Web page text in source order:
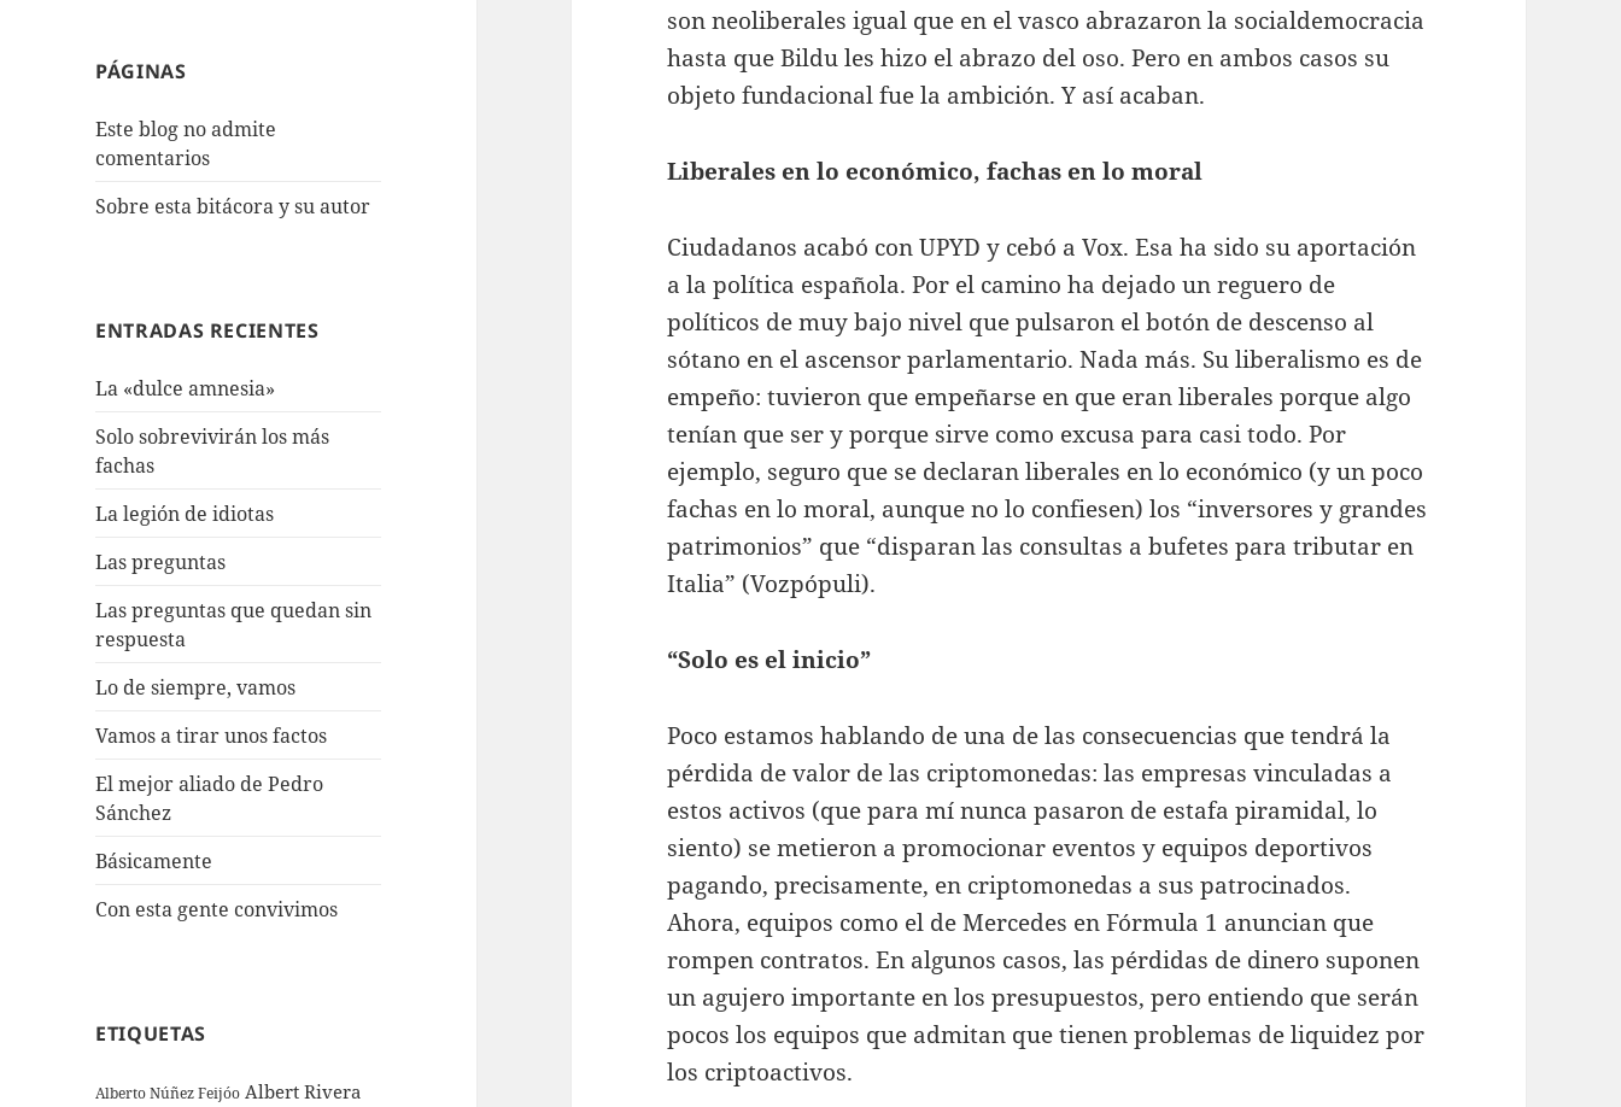
PÁGINAS
Este blog no admite
comentarios
Sobre esta bitácora y su autor
ENTRADAS RECIENTES
La «dulce amnesia»
Solo sobrevivirán los más
fachas
La legión de idiotas
Las preguntas
Las preguntas que quedan sin
respuesta
Lo de siempre, vamos
Vamos a tirar unos factos
El mejor aliado de Pedro
Sánchez
Básicamente
Con esta gente convivimos
ETIQUETAS
Alberto Núñez Feijóo Albert Rivera
son neoliberales igual que en el vasco abrazaron la socialdemocracia
hasta que Bildu les hizo el abrazo del oso. Pero en ambos casos su
objeto fundacional fue la ambición. Y así acaban.
Liberales en lo económico, fachas en lo moral
Ciudadanos acabó con UPYD y cebó a Vox. Esa ha sido su aportación
a la política española. Por el camino ha dejado un reguero de
políticos de muy bajo nivel que pulsaron el botón de descenso al
sótano en el ascensor parlamentario. Nada más. Su liberalismo es de
empeño: tuvieron que empeñarse en que eran liberales porque algo
tenían que ser y porque sirve como excusa para casi todo. Por
ejemplo, seguro que se declaran liberales en lo económico (y un poco
fachas en lo moral, aunque no lo confiesen) los “inversores y grandes
patrimonios” que “disparan las consultas a bufetes para tributar en
Italia” (Vozpópuli).
“Solo es el inicio”
Poco estamos hablando de una de las consecuencias que tendrá la
pérdida de valor de las criptomonedas: las empresas vinculadas a
estos activos (que para mí nunca pasaron de estafa piramidal, lo
siento) se metieron a promocionar eventos y equipos deportivos
pagando, precisamente, en criptomonedas a sus patrocinados.
Ahora, equipos como el de Mercedes en Fórmula 1 anuncian que
rompen contratos. En algunos casos, las pérdidas de dinero suponen
un agujero importante en los presupuestos, pero entiendo que serán
pocos los equipos que admitan que tienen problemas de liquidez por
los criptoactivos.